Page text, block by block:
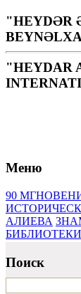
"HEYDƏR
"HEYDAR
Меню
90
АЛИЕВА
БИБЛИОТЕКИ
Поиск